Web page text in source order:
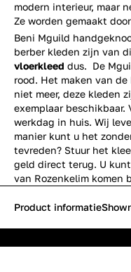
modern interieur, maar
Ze worden gemaakt
Beni Mguild
berber kleden zijn van
vloerkleed dus. De
rood. Het maken van
niet meer, deze kleden
exemplaar beschikbaar.
werkdag in huis. Wij
manier kunt u het
tevreden? Stuur het
geld direct terug. U
van Rozenkelim komen
Product informatie